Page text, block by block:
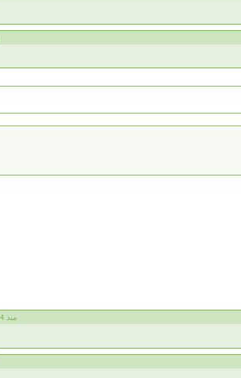
Eng Ahmed منذ 14 عام